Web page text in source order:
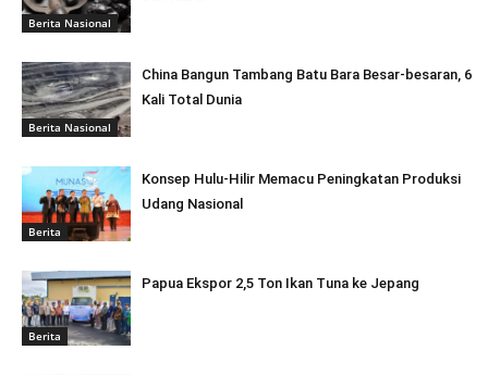
Berita Nasional
Berita Nasional
China Bangun Tambang Batu Bara Besar-besaran, 6
Kali Total Dunia
Berita
Konsep Hulu-Hilir Memacu Peningkatan Produksi
Udang Nasional
Berita
Papua Ekspor 2,5 Ton Ikan Tuna ke Jepang